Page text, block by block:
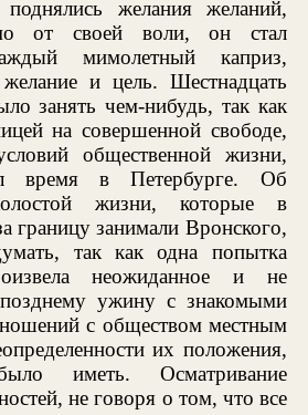
желания желаний,
от своей воли, он стал
мимолетный каприз,
и цель. Шестнадцать
занять чем-нибудь, так как
на совершенной свободе,
общественной жизни,
время в Петербурге. Об
жизни, которые в
границу занимали Вронского,
так как одна попытка
неожиданное и не
позднему ужину с знакомыми
с обществом местным
их положения,
иметь. Осматривание
не говоря о том, что все